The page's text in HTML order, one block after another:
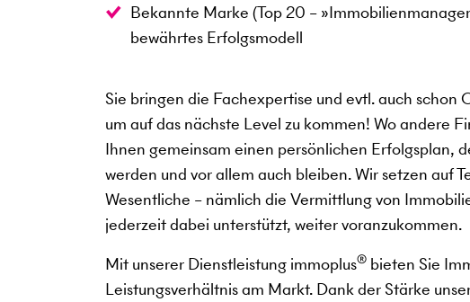
Bekannte Marke (Top 20 –
bewährtes Erfolgsmodell
Sie bringen die Fachexpertise und evtl. auch
um auf das nächste Level zu kommen! Wo andere
Ihnen gemeinsam einen persönlichen Erfolgsplan,
werden und vor allem auch bleiben. Wir setzen auf
Wesentliche – nämlich die Vermittlung von
jederzeit dabei unterstützt, weiter voranzukommen.
Mit unserer Dienstleistung immoplus® bieten Sie
Leistungsverhältnis am Markt. Dank der Stärke